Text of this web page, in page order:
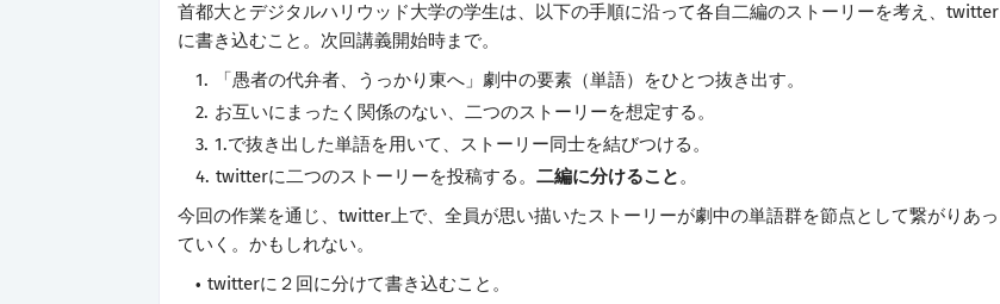
首都大とデジタルハリウッド大学の学生は、以下の手順に沿って各自二編のストーリーを考え、twitter
に書き込むこと。次回講義開始時まで。
「愚者の代弁者、うっかり東へ」劇中の要素（単語）をひとつ抜き出す。
お互いにまったく関係のない、二つのストーリーを想定する。
1.で抜き出した単語を用いて、ストーリー同士を結びつける。
twitterに二つのストーリーを投稿する。 二編に分けること。
今回の作業を通じ、twitter上で、全員が思い描いたストーリーが劇中の単語群を節点として繋がりあっ
ていく。かもしれない。
twitterに２回に分けて書き込むこと。